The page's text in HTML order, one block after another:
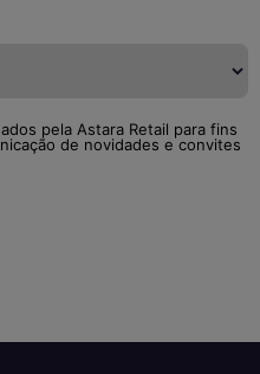
pela Astara Retail para fins
de novidades e convites